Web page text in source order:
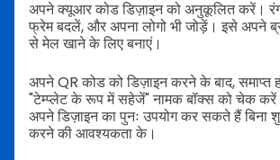
अपने क्यूआर कोड डिज़ाइन को अनुकूलित करें।
फ्रेम बदलें, और अपना लोगो भी जोड़ें। इसे अपने
से मेल खाने के लिए बनाएं।
अपने QR कोड को डिज़ाइन करने के बाद, समाप्त
"टेम्प्लेट के रूप में सहेजें" नामक बॉक्स को चेक
अपने डिज़ाइन का पुनः उपयोग कर सकते हैं
करने की आवश्यकता के।